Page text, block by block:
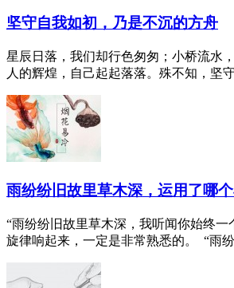
坚守自我如初，乃是不沉的方舟
星辰日落，我们却行色匆匆；小桥流水
人的辉煌，自己起起落落。殊不知，坚
雨纷纷旧故里草木深，运用了哪
“雨纷纷旧故里草木深，我听闻你始终
旋律响起来，一定是非常熟悉的。 “雨